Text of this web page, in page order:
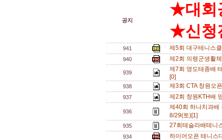
공지
★대회
★신청
941 제5회 대구테니스
940 제2회 의령군생활
939
제7회 영도태종배
[0]
938 제3회 CTA 창원오
937 제2회 창원KTH배
936
제40회 하나치과배
8/29(토)[1]
935 27회테슬라배테니
934 하이어오픈 테니스